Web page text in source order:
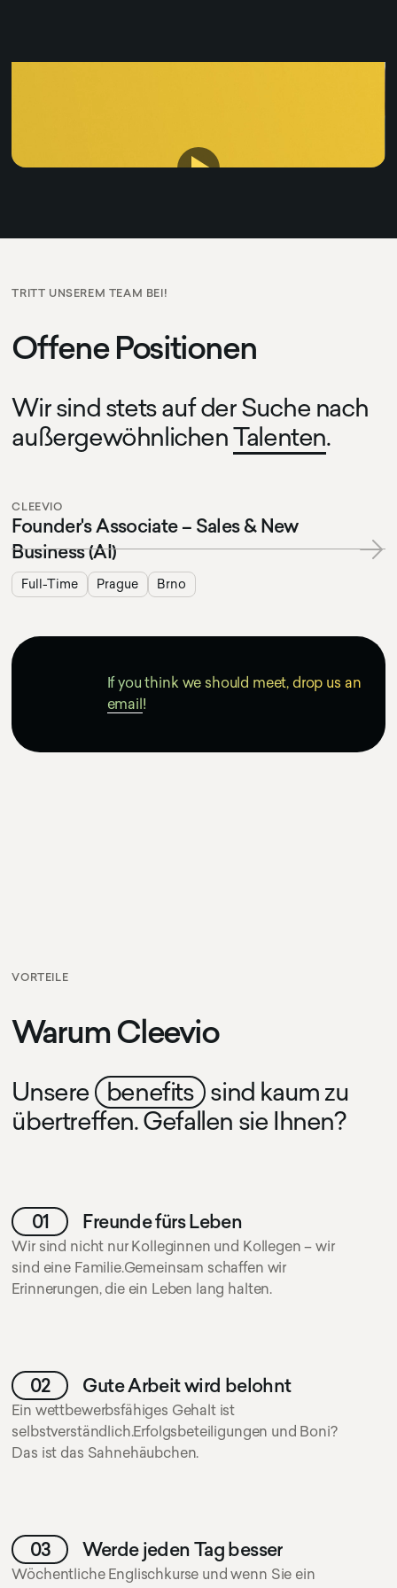
TRITT UNSEREM TEAM BEI!
Offene Positionen
Wir sind stets auf der Suche nach
außergewöhnlichenTalenten.
If you think we should meet, drop us an
email !
CLEEVIO
Founder's Associate – Sales & New
Business (AI)
Full-Time Prague Brno
VORTEILE
Warum Cleevio
Unsere benefits sind kaum zu
übertreffen. Gefallen sie Ihnen?
01 Freunde fürs Leben
Wir sind nicht nur Kolleginnen und Kollegen – wir
sind eine Familie.Gemeinsam schaffen wir
Erinnerungen, die ein Leben lang halten.
02 Gute Arbeit wird belohnt
Ein wettbewerbsfähiges Gehalt ist
selbstverständlich.Erfolgsbeteiligungen und Boni?
Das ist das Sahnehäubchen.
03 Werde jeden Tag besser
Wöchentliche Englischkurse und wenn Sie ein